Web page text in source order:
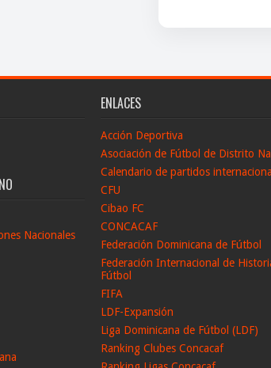
Nacionales
ENLACES
Acción Deportiva
Asociación de Fútbol de Distrito
Calendario de partidos
CFU
Cibao FC
CONCACAF
Federación Dominicana de Fútbol
Federación Internacional de
Fútbol
FIFA
LDF-Expansión
Liga Dominicana de Fútbol (LDF)
Ranking Clubes Concacaf